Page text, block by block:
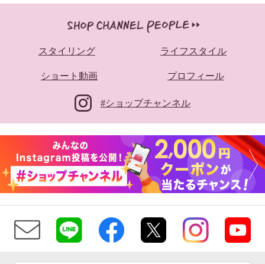
スタイリング ライフスタイル
ショート動画 プロフィール
#ショップチャンネル